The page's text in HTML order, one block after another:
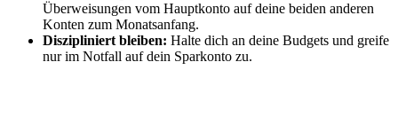
Überweisungen vom Hauptkonto auf deine beiden anderen
Konten zum Monatsanfang.
Diszipliniert bleiben: Halte dich an deine Budgets und greife
nur im Notfall auf dein Sparkonto zu.